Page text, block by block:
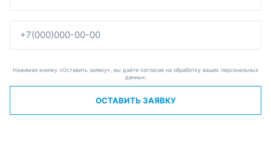
Нажимая кнопку «Оставить заявку», вы даёте согласие на обработку ваших персональных
данных.
ОСТАВИТЬ ЗАЯВКУ